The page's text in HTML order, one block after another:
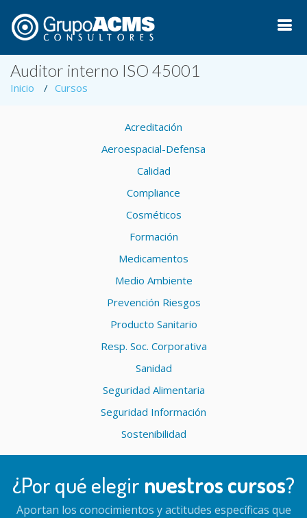
Auditor interno ISO 45001
Inicio Cursos
Acreditación
Aeroespacial-Defensa
Calidad
Compliance
Cosméticos
Formación
Medicamentos
Medio Ambiente
Prevención Riesgos
Producto Sanitario
Resp. Soc. Corporativa
Sanidad
Seguridad Alimentaria
Seguridad Información
Sostenibilidad
¿Por qué elegir nuestros cursos?
Aportan los conocimientos y actitudes específicas que